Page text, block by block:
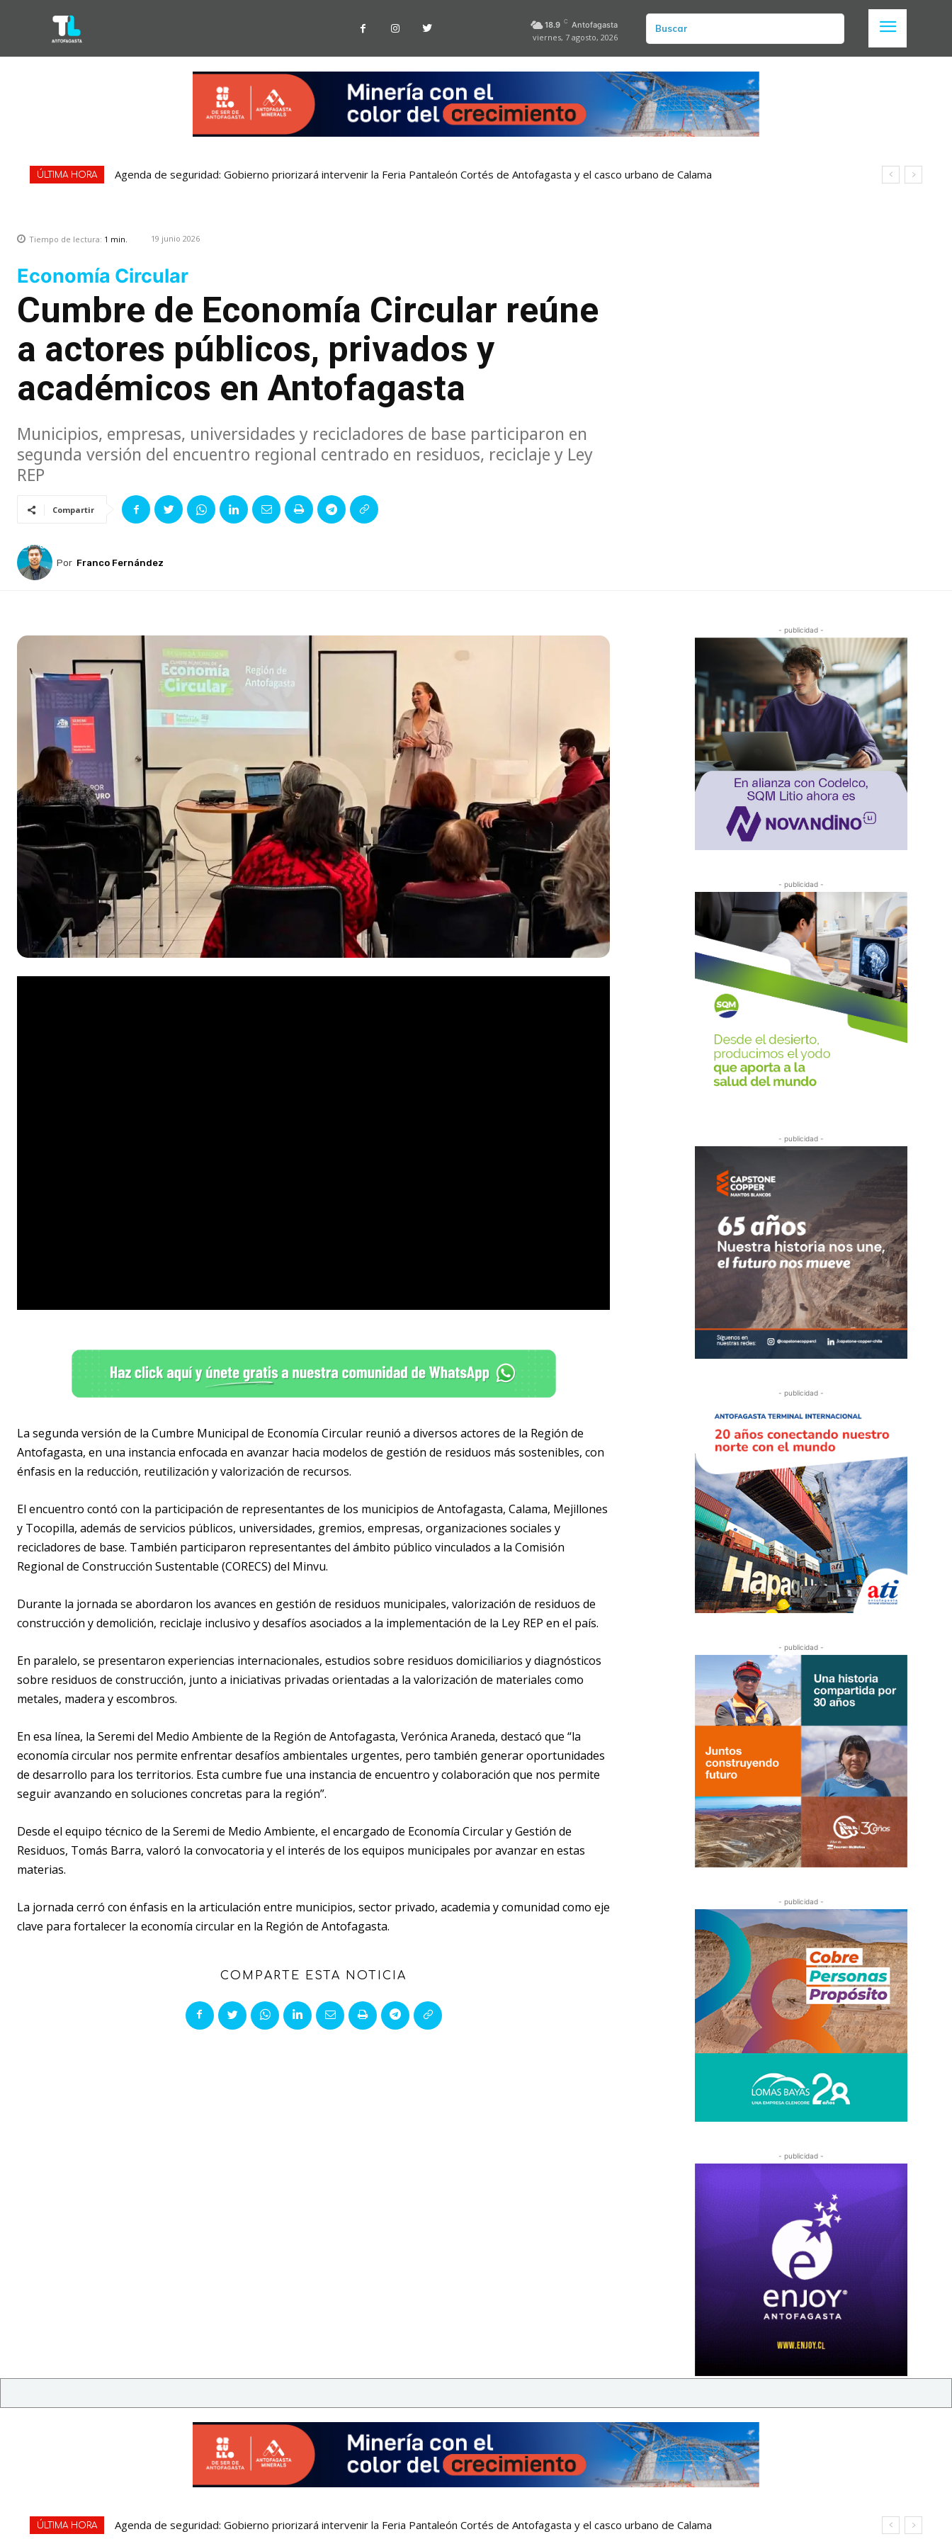
18.9 C Antofagasta
viernes, 7 agosto, 2026
Buscar
ÚLTIMA HORA Agenda de seguridad: Gobierno priorizará intervenir la Feria Pantaleón Cortés de Antofagasta y el casco urbano de Calama
Tiempo de lectura: 1 min. 19 junio 2026
Economía Circular
Cumbre de Economía Circular reúne
a actores públicos, privados y
académicos en Antofagasta
Municipios, empresas, universidades y recicladores de base participaron en
segunda versión del encuentro regional centrado en residuos, reciclaje y Ley
REP
Compartir
Por Franco Fernández
La segunda versión de la Cumbre Municipal de Economía Circular reunió a diversos actores de la Región de
Antofagasta, en una instancia enfocada en avanzar hacia modelos de gestión de residuos más sostenibles, con
énfasis en la reducción, reutilización y valorización de recursos.
El encuentro contó con la participación de representantes de los municipios de Antofagasta, Calama, Mejillones
y Tocopilla, además de servicios públicos, universidades, gremios, empresas, organizaciones sociales y
recicladores de base. También participaron representantes del ámbito público vinculados a la Comisión
Regional de Construcción Sustentable (CORECS) del Minvu.
Durante la jornada se abordaron los avances en gestión de residuos municipales, valorización de residuos de
construcción y demolición, reciclaje inclusivo y desafíos asociados a la implementación de la Ley REP en el país.
En paralelo, se presentaron experiencias internacionales, estudios sobre residuos domiciliarios y diagnósticos
sobre residuos de construcción, junto a iniciativas privadas orientadas a la valorización de materiales como
metales, madera y escombros.
En esa línea, la Seremi del Medio Ambiente de la Región de Antofagasta, Verónica Araneda, destacó que “la
economía circular nos permite enfrentar desafíos ambientales urgentes, pero también generar oportunidades
de desarrollo para los territorios. Esta cumbre fue una instancia de encuentro y colaboración que nos permite
seguir avanzando en soluciones concretas para la región”.
Desde el equipo técnico de la Seremi de Medio Ambiente, el encargado de Economía Circular y Gestión de
Residuos, Tomás Barra, valoró la convocatoria y el interés de los equipos municipales por avanzar en estas
materias.
La jornada cerró con énfasis en la articulación entre municipios, sector privado, academia y comunidad como eje
clave para fortalecer la economía circular en la Región de Antofagasta.
COMPARTE ESTA NOTICIA
- publicidad -
- publicidad -
- publicidad -
- publicidad -
- publicidad -
- publicidad -
- publicidad -